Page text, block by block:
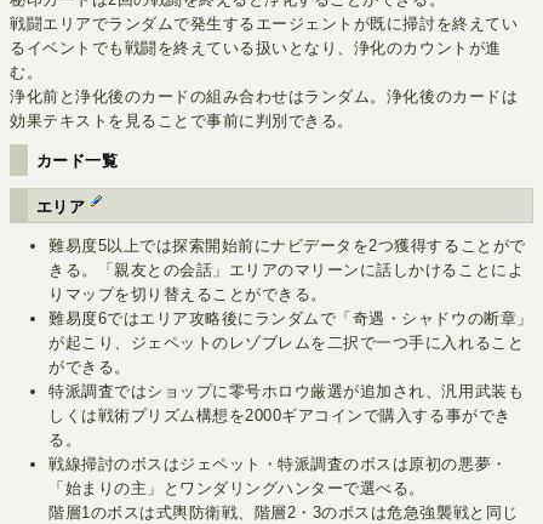
戦闘エリアでランダムで発生するエージェントが既に掃討を終えてい
るイベントでも戦闘を終えている扱いとなり、浄化のカウントが進
む。
浄化前と浄化後のカードの組み合わせはランダム。浄化後のカードは
効果テキストを見ることで事前に判別できる。
カード一覧
エリア
難易度5以上では探索開始前にナビデータを2つ獲得することがで
きる。「親友との会話」エリアのマリーンに話しかけることによ
りマップを切り替えることができる。
難易度6ではエリア攻略後にランダムで「奇遇・シャドウの断章」
が起こり、ジェペットのレゾブレムを二択で一つ手に入れること
ができる。
特派調査ではショップに零号ホロウ厳選が追加され、汎用武装も
しくは戦術プリズム構想を2000ギアコインで購入する事ができ
る。
戦線掃討のボスはジェペット・特派調査のボスは原初の悪夢・
「始まりの主」とワンダリングハンターで選べる。
階層1のボスは式輿防衛戦、階層2・3のボスは危急強襲戦と同じ